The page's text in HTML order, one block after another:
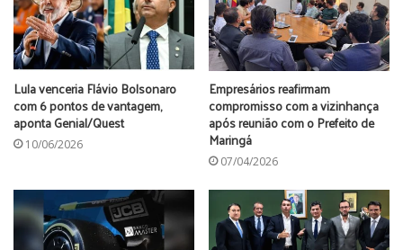
O comandante do 12º Batalhão da PM em Balneário, coronel
Evaldo Hoffmann, diz que ocorreu um mal-entendido por
falta de informações dos policiais sobre a legislação.
“Pretendo incluir palestras sobre esse assunto nos cursos de
instrução para os policiais
,” afirma Hoffmann. (infO Sol
Diário)
balneário camboriu cão guia
cego
coated retriever
deficiência visual
Lula venceria Flávio Bolsonaro
com 6 pontos de vantagem,
aponta Genial/Quest
10/06/2026
Empresários reafirmam
compromisso com a vizinhança
após reunião com o Prefeito de
Maringá
07/04/2026